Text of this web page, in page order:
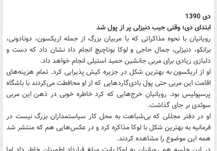
دی 1390
ابتدای دی؛ وقتی جیب دنیزلی پر از پول شد
رویانیان با نحوه مذاکراتی که با مربیان بزرگ از جمله اریکسون، دونادونی،
برانکو، دنیزلی، جمال حاجی و لوکا بوناچیچ انجام داد نشان داد که دست و
دلبازی زیادی برای مربی جانشین حمید استیلی انجام خواهد داد.
او از اریکسون به بهترین شکل در جزیره کیش پذیرایی کرد. تمام هزینه‌های
اقامت این مربی حتی پول بادی‌گاردهایی که از او محافطت می‌کردند با باشگاه
پرسپولیس بود. رویانیان خرج‌هایی که کرد خاطره خوبی در ذهن این مربی
سوئدی بر جای گذاشت.
او در دفتر مجللی که بی‌شباهت به محل کار سیاستمداران بزرگ نیست در
فرمانیه به بهترین شکل با لوکا مذاکره کرد و در عکس‌هایی هم که منتشر شد
همه این موضوع را مشاهده کردند.